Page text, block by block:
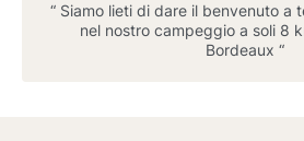
“ Siamo lieti di dare il benvenuto a
nel nostro campeggio a soli 8
Bordeaux “